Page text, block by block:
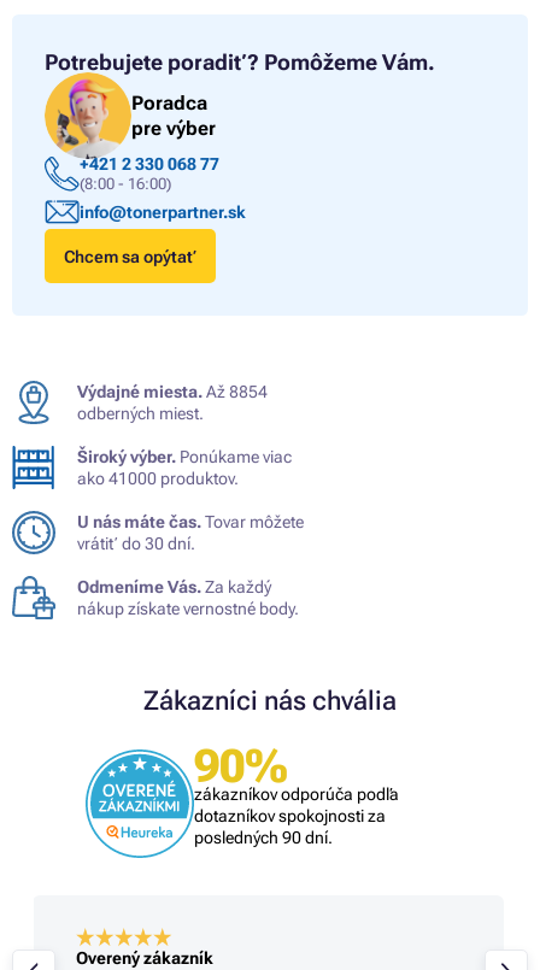
Potrebujete poradiť? Pomôžeme Vám.
Poradca
pre výber
+421 2 330 068 77
(8:00 - 16:00)
info@tonerpartner.sk
Chcem sa opýtať
Výdajné miesta.Až 8854
odberných miest.
Široký výber. Ponúkame viac
ako 41000 produktov.
U nás máte čas.Tovar môžete
vrátiť do 30 dní.
Odmeníme Vás.Za každý
nákup získate vernostné body.
Zákazníci nás chvália
90%
zákazníkov odporúča podľa
dotazníkov spokojnosti za
posledných 90 dní.
Overený zákazník